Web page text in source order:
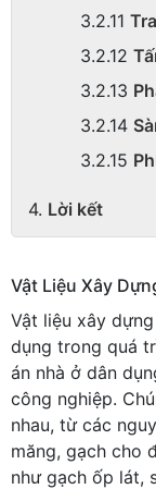
Lời kết
Vật Liệu Xây
Vật liệu xây
dụng trong quá
án nhà ở dân
công nghiệp.
nhau, từ các
măng, gạch cho
như gạch ốp lát,